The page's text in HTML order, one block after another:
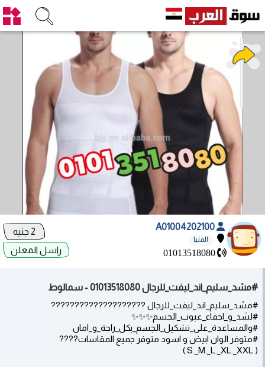
المنيا
01013518080
راسل المعلن
#مشد_سليم_اند_ليفت_للرجال 01013518080 - سمالوط
#مشد_سليم_اند_ليفت_للرجال ????????????????????
#لشد_و_اخفاء_عيوب_الجسم✨✨✨
#والمساعدة_على_تشكيل_الجسم_بكل_راحة_و_امان
#متوفر الوان ابيض و اسود متوفر جميع المقاسات????
( S._M._L._XL._XXL.)